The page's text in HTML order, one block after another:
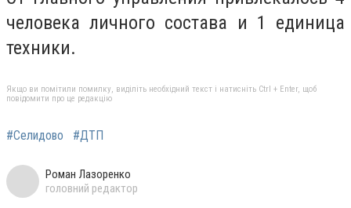
человека личного состава и 1 единица
техники.
Якщо ви помітили помилку, виділіть необхідний текст і натисніть Ctrl + Enter, щоб
повідомити про це редакцію
#Селидово #ДТП
Роман Лазоренко
головний редактор